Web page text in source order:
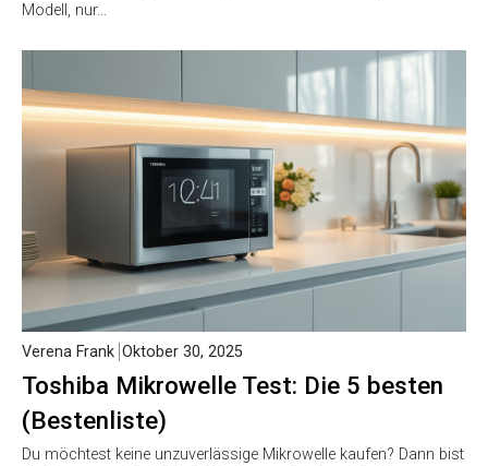
Modell, nur…
Toshiba Mikrowelle Test: Die 5 besten
(Bestenliste)
Verena Frank Oktober 30, 2025
Du möchtest keine unzuverlässige Mikrowelle kaufen? Dann bist